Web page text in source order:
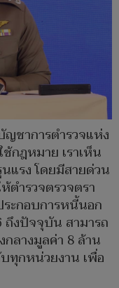
ชาการตำรวจแห่ง
กฎหมาย เราเห็น
แรง โดยมีสายด่วน
ตำรวจตรวจตรา
ะกอบการหนี้นอก
ถึงปัจจุบัน สามารถ
ลางมูลค่า 8 ล้าน
ทุกหน่วยงาน เพื่อ